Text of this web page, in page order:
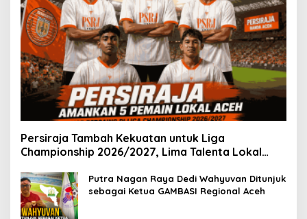
Persiraja Tambah Kekuatan untuk Liga
Championship 2026/2027, Lima Talenta Lokal
Putra Nagan Raya Dedi Wahyuvan Ditunjuk
sebagai Ketua GAMBASI Regional Aceh